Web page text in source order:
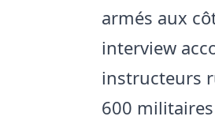
armés aux
interview
instructeurs
600